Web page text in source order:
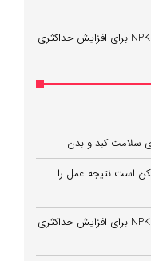
راهنمای کامل زمان و نحوه مصرف کود NPK برای افزایش حداکثری
سلامت کبد و بدن
است نتیجه عمل را
راهنمای کامل زمان و نحوه مصرف کود NPK برای افزایش حداکثری